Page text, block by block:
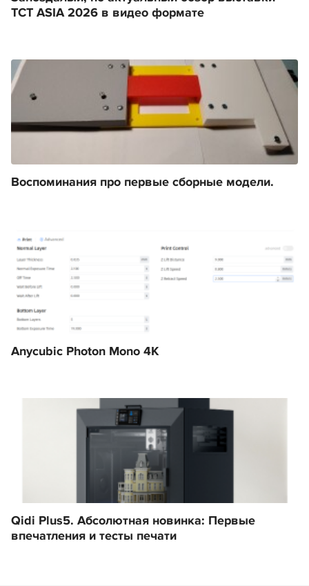
TCT ASIA 2026 в видео формате
Воспоминания про первые сборные модели.
Anycubic Photon Mono 4K
Qidi Plus5. Абсолютная новинка: Первые
впечатления и тесты печати